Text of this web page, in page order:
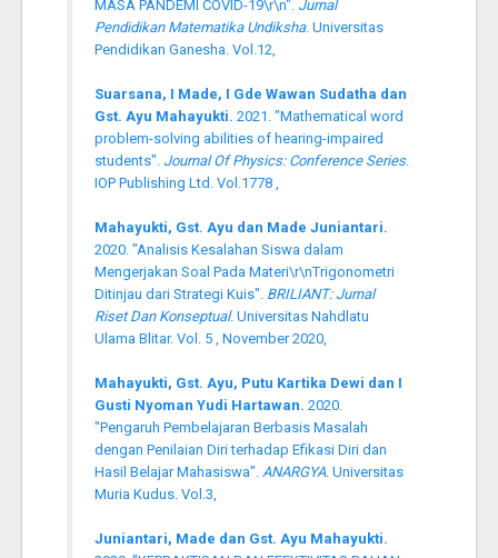
MASA PANDEMI COVID-19\r\n". Jurnal
Pendidikan Matematika Undiksha. Universitas
Pendidikan Ganesha. Vol.12,
Suarsana, I Made, I Gde Wawan Sudatha dan
Gst. Ayu Mahayukti. 2021. "Mathematical word
problem-solving abilities of hearing-impaired
students". Journal Of Physics: Conference Series.
IOP Publishing Ltd. Vol.1778 ,
Mahayukti, Gst. Ayu dan Made Juniantari.
2020. "Analisis Kesalahan Siswa dalam
Mengerjakan Soal Pada Materi\r\nTrigonometri
Ditinjau dari Strategi Kuis". BRILIANT: Jurnal
Riset Dan Konseptual. Universitas Nahdlatu
Ulama Blitar. Vol. 5 , November 2020,
Mahayukti, Gst. Ayu, Putu Kartika Dewi dan I
Gusti Nyoman Yudi Hartawan. 2020.
"Pengaruh Pembelajaran Berbasis Masalah
dengan Penilaian Diri terhadap Efikasi Diri dan
Hasil Belajar Mahasiswa". ANARGYA. Universitas
Muria Kudus. Vol.3,
Juniantari, Made dan Gst. Ayu Mahayukti.